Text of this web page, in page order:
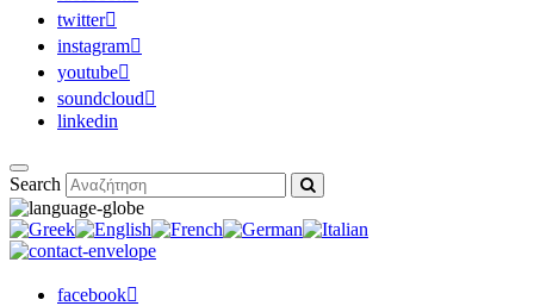
twitter
instagram
youtube
soundcloud
linkedin
Search
facebook